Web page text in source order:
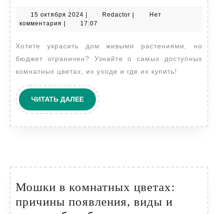
цветы:
о
них
15 октября 2024 15
октября
| Redactor Redactor
|
Нет
комментария | 17:07
Хотите украсить дом живыми растениями, но
бюджет ограничен? Узнайте о самых доступных
комнатных цветах, их уходе и где их купить!
ЧИТАТЬ ДАЛЕЕЧИТАТЬ
ДАЛЕЕ
Мошки в комнатных цветах:
причины появления, виды и